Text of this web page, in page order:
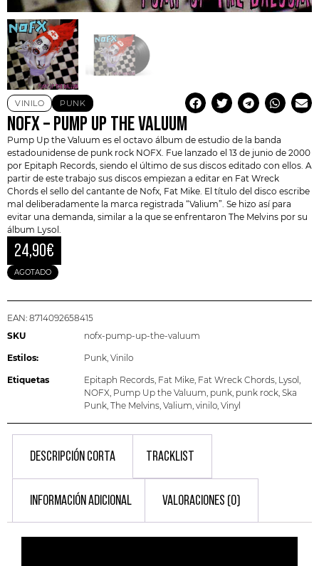
VINILO PUNK
NOFX – PUMP UP THE VALUUM
Pump Up the Valuum es el octavo álbum de estudio de la banda
estadounidense de punk rock NOFX. Fue lanzado el 13 de junio de 2000
por Epitaph Records, siendo el último de sus discos editado con ellos. A
partir de este trabajo sus discos empiezan a editar en Fat Wreck
Chords el sello del cantante de Nofx, Fat Mike. El título del disco escribe
mal deliberadamente la marca registrada “Valium”. Se hizo así para
evitar una demanda, similar a la que se enfrentaron The Melvins por su
álbum Lysol.
24,90€
AGOTADO
EAN: 8714092658415
SKU
nofx-pump-up-the-valuum
Estilos: Punk Vinilo
Etiquetas Epitaph Records Fat Mike Fat Wreck Chords Lysol
NOFX Pump Up the Valuum punk punk rock Ska
Punk The Melvins Valium vinilo Vinyl
DESCRIPCIÓN CORTA TRACKLIST
INFORMACIÓN ADICIONAL VALORACIONES (0)